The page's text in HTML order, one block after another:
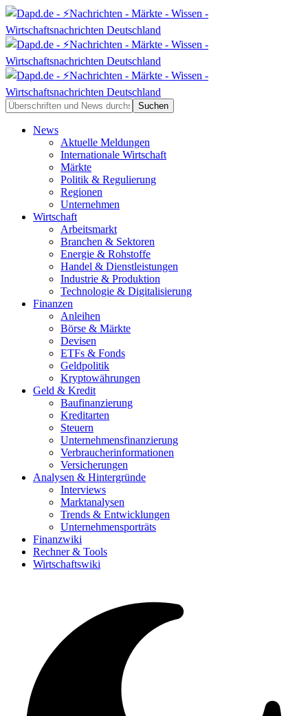
News
Aktuelle Meldungen
Internationale Wirtschaft
Märkte
Politik & Regulierung
Regionen
Unternehmen
Wirtschaft
Arbeitsmarkt
Branchen & Sektoren
Energie & Rohstoffe
Handel & Dienstleistungen
Industrie & Produktion
Technologie & Digitalisierung
Finanzen
Anleihen
Börse & Märkte
Devisen
ETFs & Fonds
Geldpolitik
Kryptowährungen
Geld & Kredit
Baufinanzierung
Kreditarten
Steuern
Unternehmensfinanzierung
Verbraucherinformationen
Versicherungen
Analysen & Hintergründe
Interviews
Marktanalysen
Trends & Entwicklungen
Unternehmensporträts
Finanzwiki
Rechner & Tools
Wirtschaftswiki